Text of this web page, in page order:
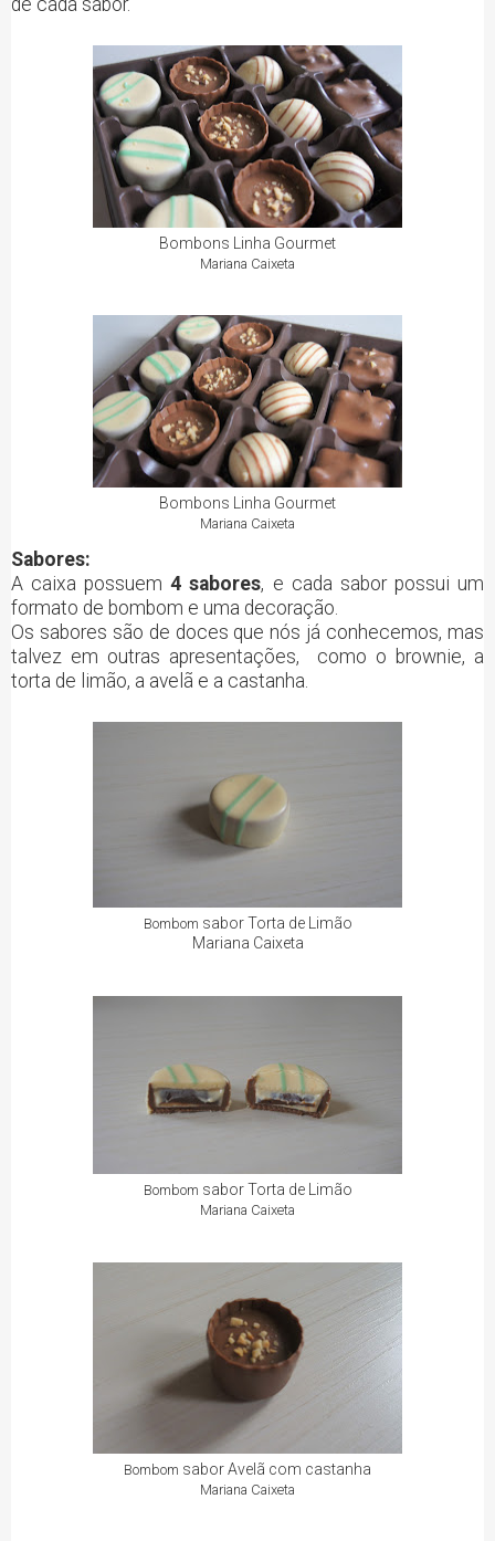
Bombons Linha Gourmet
Mariana Caixeta
Bombons Linha Gourmet
Mariana Caixeta
Sabores:
A caixa possuem4 sabores, e cada sabor possui um
formato de bombom e uma decoração.
Os sabores são de doces que nós já conhecemos, mas
talvez em outras apresentações, como o brownie, a
torta de limão, a avelã e a castanha.
Bombom sabor Torta de Limão
Mariana Caixeta
Bombom sabor Torta de Limão
Mariana Caixeta
Bombom sabor Avelã com castanha
Mariana Caixeta